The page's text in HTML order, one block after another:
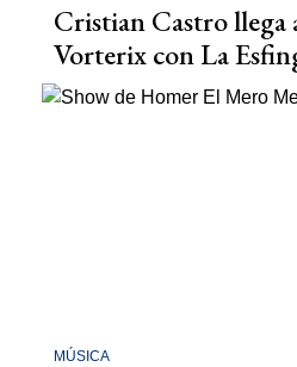
Cristian Castro llega
Vorterix con La
MÚSICA